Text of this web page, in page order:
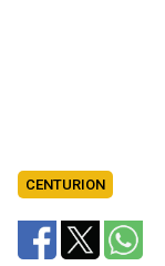
CENTURION